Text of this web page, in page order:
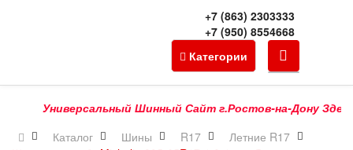
+7 (863) 2303333
+7 (950) 8554668
Категории
Универсальный Шинный Сайт г.Ростов-на-Дону Здесь
Каталог
Шины R17
Летние R17